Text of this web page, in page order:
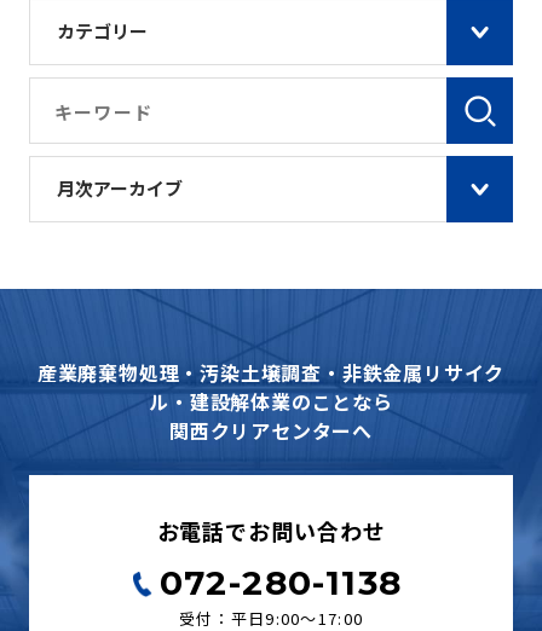
カテゴリー
月次アーカイブ
産業廃棄物処理・汚染土壌調査・非鉄金属リサイク
ル・建設解体業のことなら
関西クリアセンターへ
お電話でお問い合わせ
072-280-1138
受付：平日9:00〜17:00